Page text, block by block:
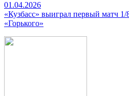
01.04.2026
«Кузбасс» выиграл первый матч
«Горького»